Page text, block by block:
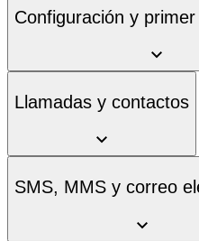
Configuración y
Llamadas y contactos
SMS, MMS y correo